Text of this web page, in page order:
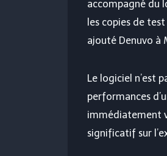
accompagné du
les copies de
ajouté Denuvo à
Le logiciel n’est
performances
immédiatement
significatif sur